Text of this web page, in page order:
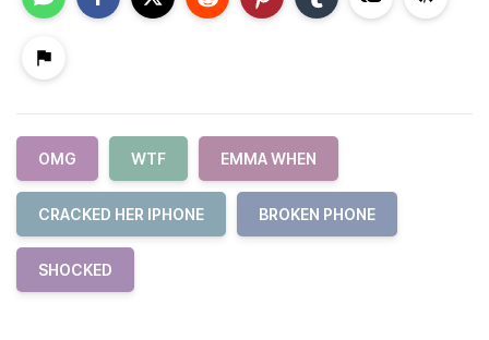
OMG WTF EMMA WHEN
CRACKED HER IPHONE BROKEN PHONE
SHOCKED